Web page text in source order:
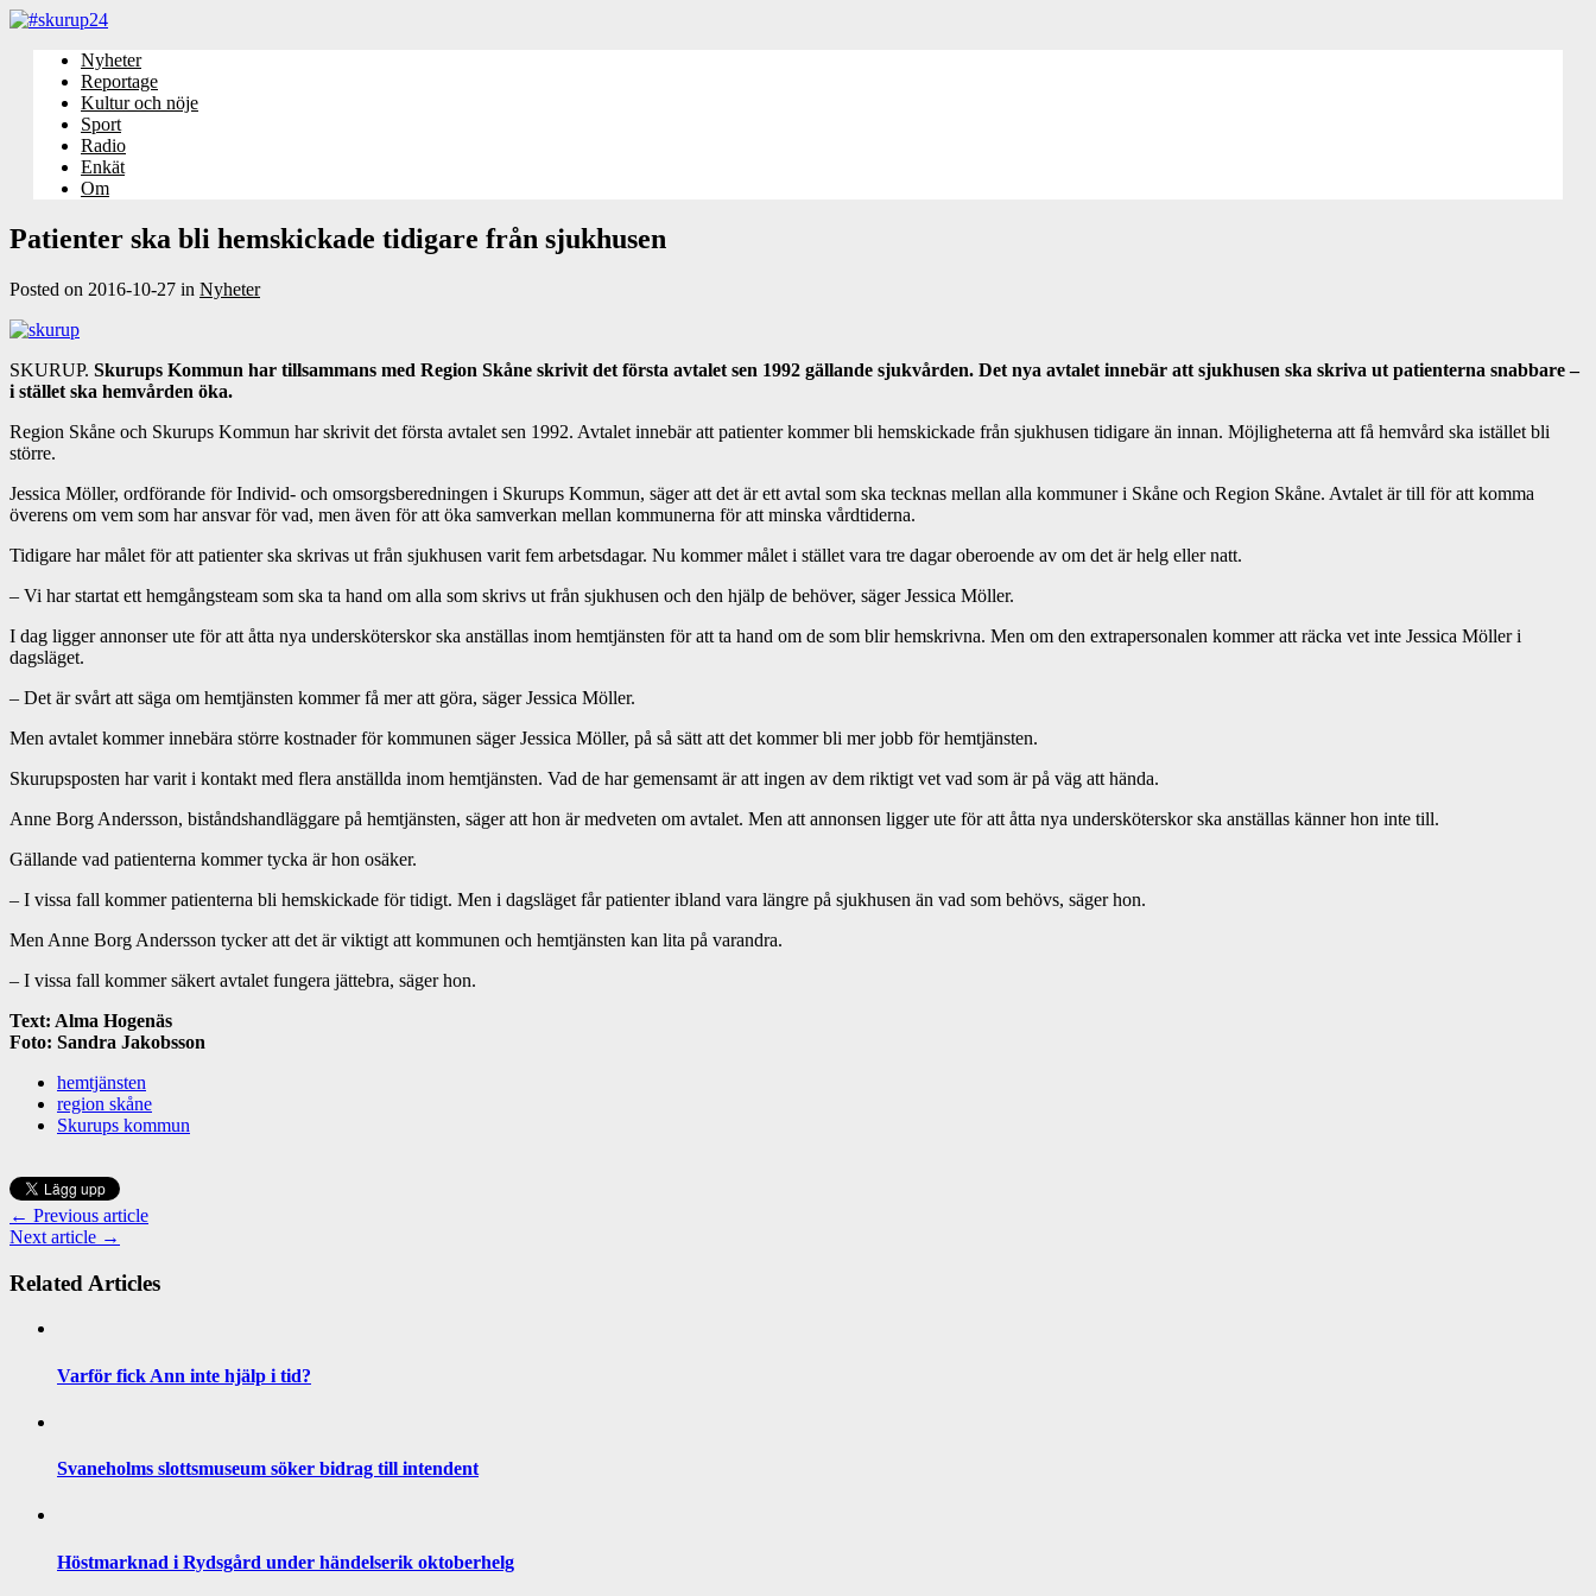
Nyheter
Reportage
Kultur och nöje
Sport
Radio
Enkät
Om
Patienter ska bli hemskickade tidigare från sjukhusen
Posted on 2016-10-27 in Nyheter
SKURUP. Skurups Kommun har tillsammans med Region Skåne skrivit det första avtalet sen 1992 gällande sjukvården. Det nya avtalet innebär att sjukhusen ska skriva ut patienterna snabbare –
i stället ska hemvården öka.
Region Skåne och Skurups Kommun har skrivit det första avtalet sen 1992. Avtalet innebär att patienter kommer bli hemskickade från sjukhusen tidigare än innan. Möjligheterna att få hemvård ska istället bli
större.
Jessica Möller, ordförande för Individ- och omsorgsberedningen i Skurups Kommun, säger att det är ett avtal som ska tecknas mellan alla kommuner i Skåne och Region Skåne. Avtalet är till för att komma
överens om vem som har ansvar för vad, men även för att öka samverkan mellan kommunerna för att minska vårdtiderna.
Tidigare har målet för att patienter ska skrivas ut från sjukhusen varit fem arbetsdagar. Nu kommer målet i stället vara tre dagar oberoende av om det är helg eller natt.
– Vi har startat ett hemgångsteam som ska ta hand om alla som skrivs ut från sjukhusen och den hjälp de behöver, säger Jessica Möller.
I dag ligger annonser ute för att åtta nya undersköterskor ska anställas inom hemtjänsten för att ta hand om de som blir hemskrivna. Men om den extrapersonalen kommer att räcka vet inte Jessica Möller i
dagsläget.
– Det är svårt att säga om hemtjänsten kommer få mer att göra, säger Jessica Möller.
Men avtalet kommer innebära större kostnader för kommunen säger Jessica Möller, på så sätt att det kommer bli mer jobb för hemtjänsten.
Skurupsposten har varit i kontakt med flera anställda inom hemtjänsten. Vad de har gemensamt är att ingen av dem riktigt vet vad som är på väg att hända.
Anne Borg Andersson, biståndshandläggare på hemtjänsten, säger att hon är medveten om avtalet. Men att annonsen ligger ute för att åtta nya undersköterskor ska anställas känner hon inte till.
Gällande vad patienterna kommer tycka är hon osäker.
– I vissa fall kommer patienterna bli hemskickade för tidigt. Men i dagsläget får patienter ibland vara längre på sjukhusen än vad som behövs, säger hon.
Men Anne Borg Andersson tycker att det är viktigt att kommunen och hemtjänsten kan lita på varandra.
– I vissa fall kommer säkert avtalet fungera jättebra, säger hon.
Text: Alma Hogenäs
Foto: Sandra Jakobsson
hemtjänsten
region skåne
Skurups kommun
← Previous article
Next article →
Related Articles
Varför fick Ann inte hjälp i tid?
Svaneholms slottsmuseum söker bidrag till intendent
Höstmarknad i Rydsgård under händelserik oktoberhelg